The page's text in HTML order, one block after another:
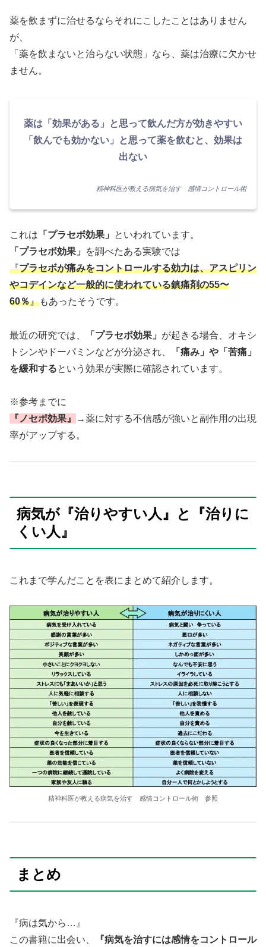
薬を飲まずに治せるならそれにこしたことはありません
が、
「薬を飲まないと治らない状態」なら、薬は治療に欠かせ
ません。
薬は「効果がある」と思って飲んだ方が効きやすい
「飲んでも効かない」と思って薬を飲むと、効果は
出ない
精神科医が教える病気を治す 感情コントロール術
これは 「プラセボ効果」
といわれています。
「プラセボ効果」
を調べたある実験では
『プラセボが痛みをコントロールする効力は、アスピリン
やコデインなど一般的に使われている鎮痛剤の55〜
60％』もあったそうです。
最近の研究では、 「プラセボ効果」 が起きる場合、オキシ
トシンやドーパミンなどが分泌され、
「痛み」や「苦痛」
を緩和するという効果が実際に確認されています。
※参考までに
『ノセボ効果』
→薬に対する不信感が強いと副作用の出現
率がアップする。
病気が『治りやすい人』と『治りに
くい人』
これまで学んだことを表にまとめて紹介します。
精神科医が教える病気を治す 感情コントロール術 参照
まとめ
『病は気から…』
この書籍に出会い、
『病気を治すには感情をコントロール